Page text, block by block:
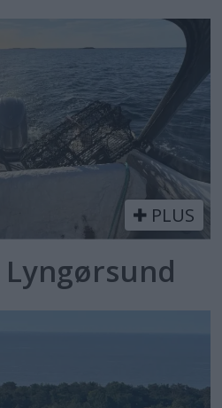
PLUS